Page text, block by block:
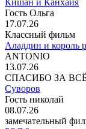
Гость Ольга
17.07.26
Классный фильм
Аладдин и король
ANTONIO
13.07.26
СПАСИБО ЗА
Суворов
Гость николай
08.07.26
замечательный